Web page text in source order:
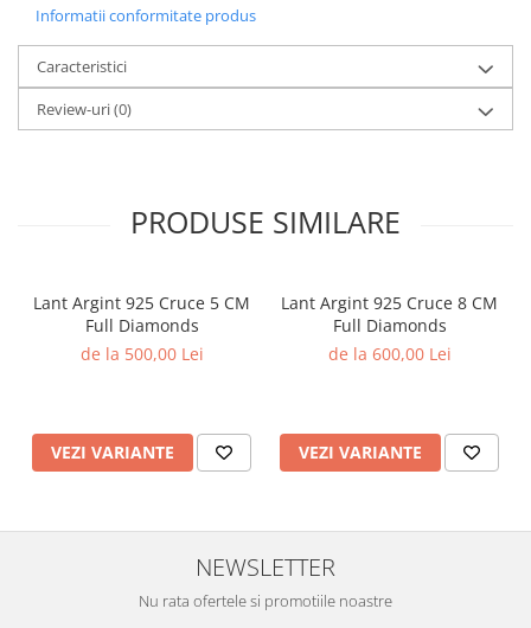
Informatii conformitate produs
Caracteristici
Review-uri(0)
PRODUSE SIMILARE
Lant Argint 925 Cruce 5 CM
Full Diamonds
de la 500,00 Lei
VEZI VARIANTE
Lant Argint 925 Cruce 8 CM
Full Diamonds
de la 600,00 Lei
VEZI VARIANTE
NEWSLETTER
Nu rata ofertele si promotiile noastre